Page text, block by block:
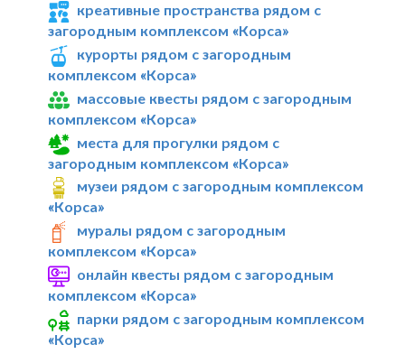
креативные пространства рядом с
загородным комплексом «Корса»
курорты рядом с загородным
комплексом «Корса»
массовые квесты рядом с загородным
комплексом «Корса»
места для прогулки рядом с
загородным комплексом «Корса»
музеи рядом с загородным комплексом
«Корса»
муралы рядом с загородным
комплексом «Корса»
онлайн квесты рядом с загородным
комплексом «Корса»
парки рядом с загородным комплексом
«Корса»